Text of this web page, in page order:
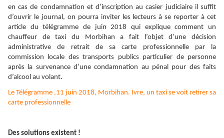
en cas de condamnation et d’inscription au casier judiciaire il suffit
d’ouvrir le journal, on pourra inviter les lecteurs à se reporter à cet
article du télégramme de juin 2018 qui explique comment un
chauffeur de taxi du Morbihan a fait l’objet d’une décision
administrative de retrait de sa carte professionnelle par la
commission locale des transports publics particulier de personne
après la survenance d’une condamnation au pénal pour des faits
d’alcool au volant.
Le Télégramme ,11 juin 2018, Morbihan. Ivre, un taxi se voit retirer sa
carte professionnelle
Des solutions existent !